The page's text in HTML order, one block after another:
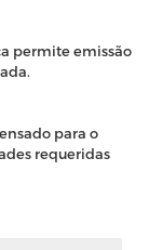
permite emissão
para o
requeridas